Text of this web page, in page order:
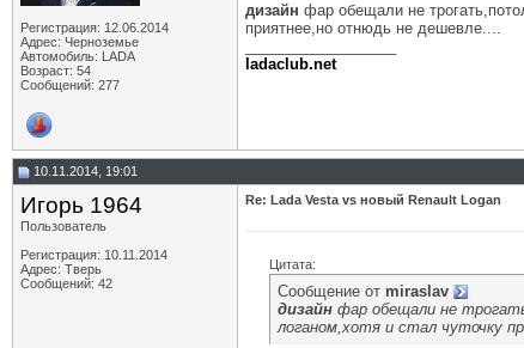
Регистрация: 12.06.2014
Адрес: Черноземье
Автомобиль: LADA
Возраст: 54
Сообщений: 277
дизайн фар обещали не
приятнее,но отнюдь не дешевле....
ladaclub.net
10.11.2014, 19:01
Игорь 1964
Пользователь
Регистрация: 10.11.2014
Адрес: Тверь
Сообщений: 42
Re: Lada Vesta vs новый Renault Logan
Цитата:
Сообщение от miraslav
дизайн фар обещали не
логаном,хотя и стал чуточку